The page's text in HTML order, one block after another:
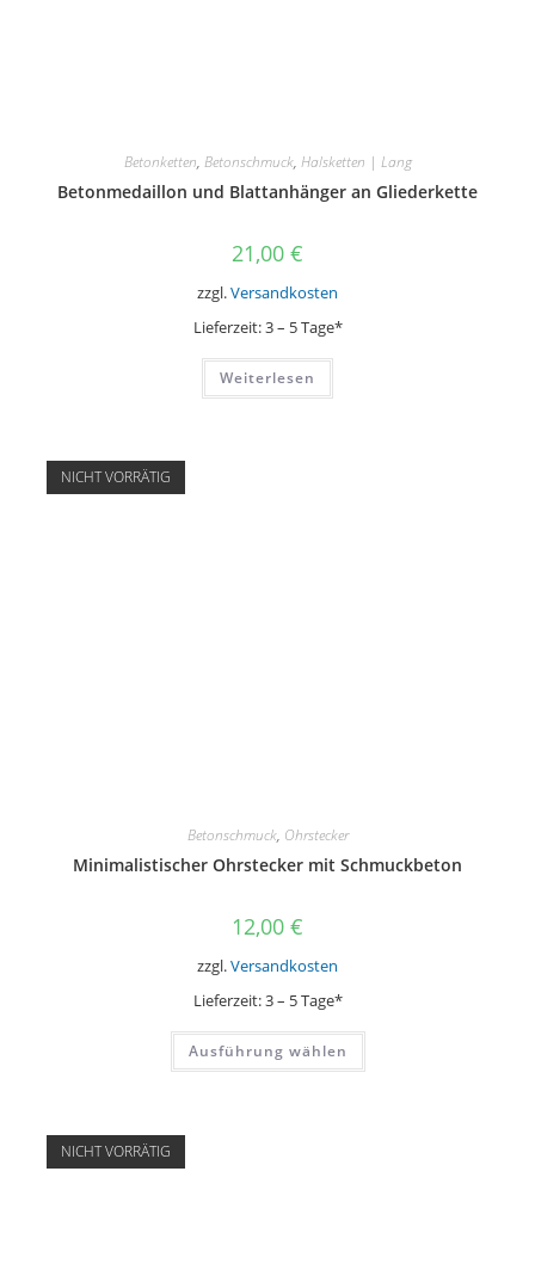
Betonketten, Betonschmuck, Halsketten | Lang
Betonmedaillon und Blattanhänger an Gliederkette
21,00 €
zzgl.Versandkosten
Lieferzeit:3 – 5 Tage*
Weiterlesen
NICHT VORRÄTIG
Betonschmuck, Ohrstecker
Minimalistischer Ohrstecker mit Schmuckbeton
12,00 €
zzgl.Versandkosten
Lieferzeit:3 – 5 Tage*
Ausführung wählen
Dieses
weist
NICHT VORRÄTIG